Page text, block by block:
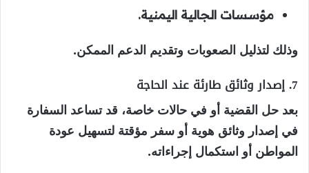
مؤسسات الجالية اليمنية.
وذلك لتذليل الصعوبات وتقديم الدعم الممكن.
7. إصدار وثائق طارئة عند الحاجة
بعد حل القضية أو في حالات خاصة، قد تساعد السفارة
في إصدار وثائق هوية أو سفر مؤقتة لتسهيل عودة
المواطن أو استكمال إجراءاته.